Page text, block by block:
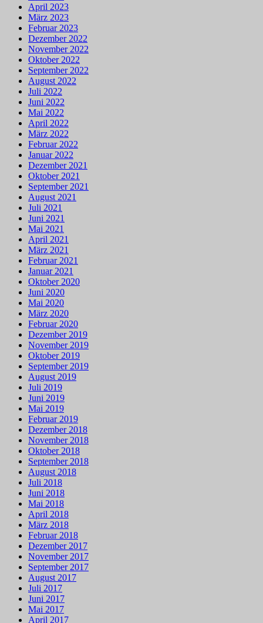
April 2023
März 2023
Februar 2023
Dezember 2022
November 2022
Oktober 2022
September 2022
August 2022
Juli 2022
Juni 2022
Mai 2022
April 2022
März 2022
Februar 2022
Januar 2022
Dezember 2021
Oktober 2021
September 2021
August 2021
Juli 2021
Juni 2021
Mai 2021
April 2021
März 2021
Februar 2021
Januar 2021
Oktober 2020
Juni 2020
Mai 2020
März 2020
Februar 2020
Dezember 2019
November 2019
Oktober 2019
September 2019
August 2019
Juli 2019
Juni 2019
Mai 2019
Februar 2019
Dezember 2018
November 2018
Oktober 2018
September 2018
August 2018
Juli 2018
Juni 2018
Mai 2018
April 2018
März 2018
Februar 2018
Dezember 2017
November 2017
September 2017
August 2017
Juli 2017
Juni 2017
Mai 2017
April 2017